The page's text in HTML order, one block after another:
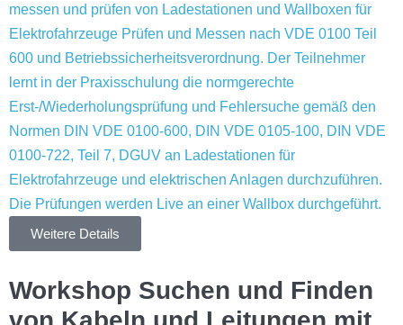
messen und prüfen von Ladestationen und Wallboxen für
Elektrofahrzeuge Prüfen und Messen nach VDE 0100 Teil
600 und Betriebssicherheitsverordnung. Der Teilnehmer
lernt in der Praxisschulung die normgerechte
Erst-/Wiederholungsprüfung und Fehlersuche gemäß den
Normen DIN VDE 0100-600, DIN VDE 0105-100, DIN VDE
0100-722, Teil 7, DGUV an Ladestationen für
Elektrofahrzeuge und elektrischen Anlagen durchzuführen.
Die Prüfungen werden Live an einer Wallbox durchgeführt.
Weitere Details
Workshop Suchen und Finden